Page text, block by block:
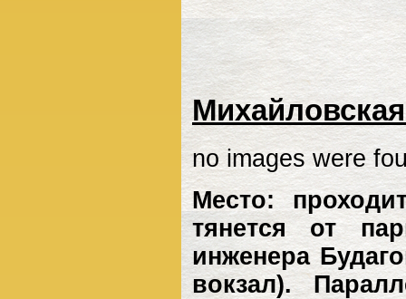
no images were
Место:
тянется от
инженера
вокзал).